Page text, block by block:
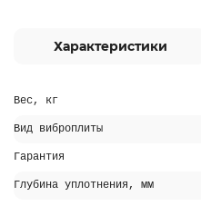
Характеристики
Вес, кг
Вид виброплиты
Гарантия
Глубина уплотнения, мм